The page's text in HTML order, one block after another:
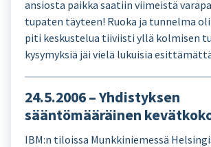
ansiosta paikka saatiin viimeistä
tupaten täyteen! Ruoka ja tunnelma oli
piti keskustelua tiiviisti yllä kolmisen
kysymyksiä jäi vielä lukuisia
24.5.2006 – Yhdistyksen
sääntömääräinen
IBM:n tiloissa Munkkiniemessä